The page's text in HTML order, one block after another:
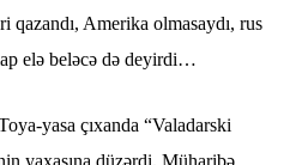
qazandı, Amerika olmasaydı, rus
elə beləcə də deyirdi…
yasa çıxanda “Valadarski